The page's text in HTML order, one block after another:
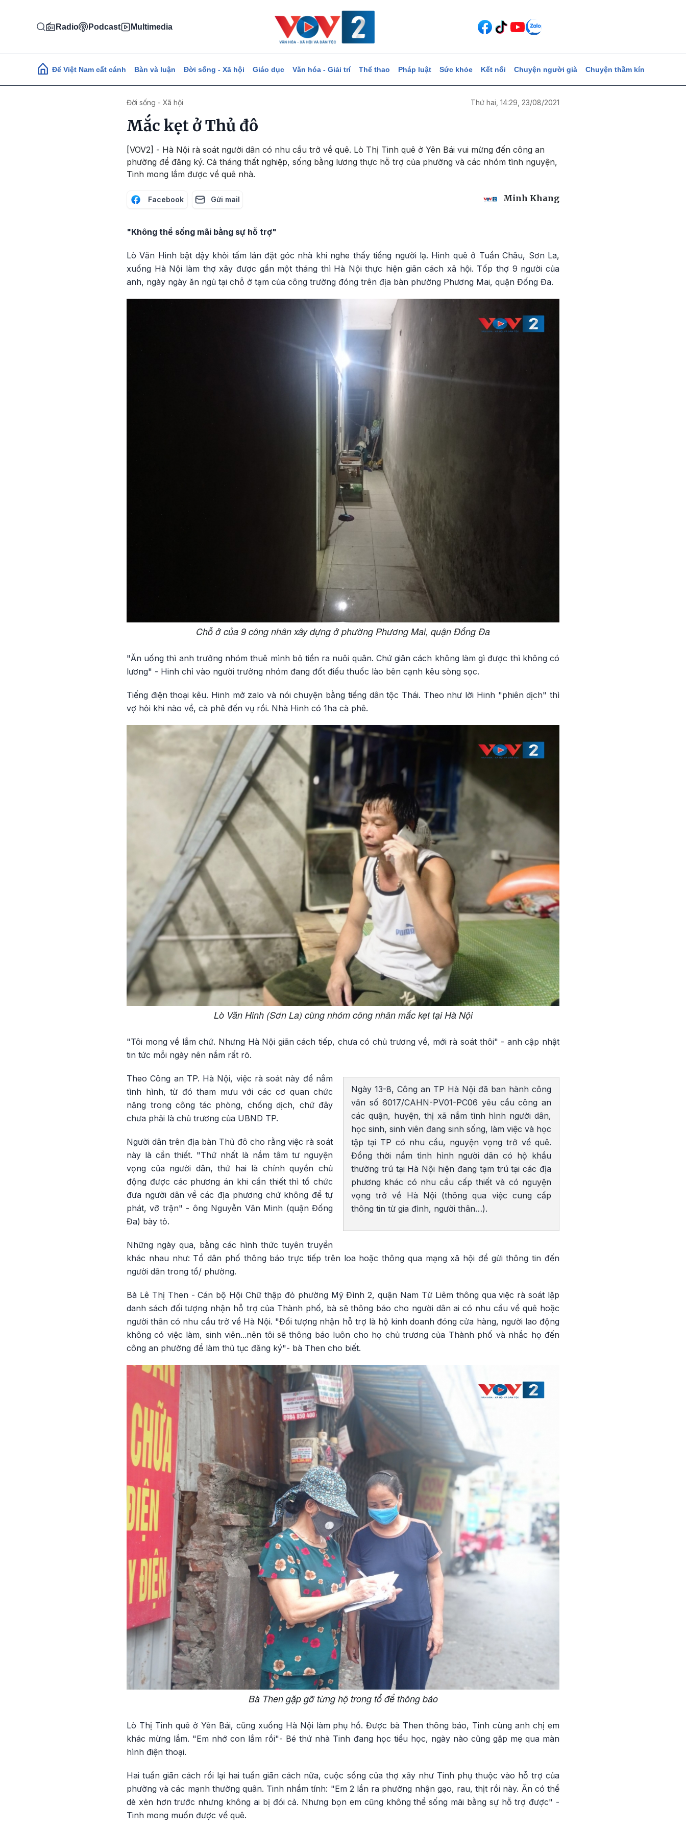
Radio Podcast Multimedia
Main navigation
Để Việt Nam cất cánh Bàn và luận Đời sống - Xã hội Giáo dục Văn hóa - Giải trí Thể thao Pháp luật Sức khỏe Kết nối Chuyện người già Chuyện thầm kín
Đời sống - Xã hội Thứ hai, 14:29, 23/08/2021
Mắc kẹt ở Thủ đô
[VOV2] - Hà Nội rà soát người dân có nhu cầu trở về quê. Lò Thị Tinh quê ở Yên Bái vui mừng đến công an
phường để đăng ký. Cả tháng thất nghiệp, sống bằng lương thực hỗ trợ của phường và các nhóm tình nguyện,
Tinh mong lắm được về quê nhà.
Facebook Gửi mail Minh Khang
"Không thể sống mãi bằng sự hỗ trợ"
Lò Văn Hinh bật dậy khỏi tấm lán đặt góc nhà khi nghe thấy tiếng người lạ. Hinh quê ở Tuần Châu, Sơn La,
xuống Hà Nội làm thợ xây được gần một tháng thì Hà Nội thực hiện giãn cách xã hội. Tốp thợ 9 người của
anh, ngày ngày ăn ngủ tại chỗ ở tạm của công trường đóng trên địa bàn phường Phương Mai, quận Đống Đa.
Chỗ ở của 9 công nhân xây dựng ở phường Phương Mai, quận Đống Đa
"Ăn uống thì anh trưởng nhóm thuê mình bỏ tiền ra nuôi quân. Chứ giãn cách không làm gì được thì không có
lương" - Hinh chỉ vào người trưởng nhóm đang đốt điếu thuốc lào bên cạnh kêu sòng sọc.
Tiếng điện thoại kêu. Hinh mở zalo và nói chuyện bằng tiếng dân tộc Thái. Theo như lời Hinh "phiên dịch" thì
vợ hỏi khi nào về, cà phê đến vụ rồi. Nhà Hinh có 1ha cà phê.
Lò Văn Hinh (Sơn La) cùng nhóm công nhân mắc kẹt tại Hà Nội
"Tôi mong về lắm chứ. Nhưng Hà Nội giãn cách tiếp, chưa có chủ trương về, mới rà soát thôi" - anh cập nhật
tin tức mỗi ngày nên nắm rất rõ.
Ngày 13-8, Công an TP Hà Nội đã ban hành công
văn số 6017/CAHN-PV01-PC06 yêu cầu công an
các quận, huyện, thị xã nắm tình hình người dân,
học sinh, sinh viên đang sinh sống, làm việc và học
tập tại TP có nhu cầu, nguyện vọng trở về quê.
Đồng thời nắm tình hình người dân có hộ khẩu
thường trú tại Hà Nội hiện đang tạm trú tại các địa
phương khác có nhu cầu cấp thiết và có nguyện
vọng trở về Hà Nội (thông qua việc cung cấp
thông tin từ gia đình, người thân…).
Theo Công an TP. Hà Nội, việc rà soát này để nắm
tình hình, từ đó tham mưu với các cơ quan chức
năng trong công tác phòng, chống dịch, chứ đây
chưa phải là chủ trương của UBND TP.
Người dân trên địa bàn Thủ đô cho rằng việc rà soát
này là cần thiết. "Thứ nhất là nắm tâm tư nguyện
vọng của người dân, thứ hai là chính quyền chủ
động được các phương án khi cần thiết thì tổ chức
đưa người dân về các địa phương chứ không để tự
phát, vỡ trận" - ông Nguyễn Văn Minh (quận Đống
Đa) bày tỏ.
Những ngày qua, bằng các hình thức tuyên truyền
khác nhau như: Tổ dân phố thông báo trực tiếp trên loa hoặc thông qua mạng xã hội để gửi thông tin đến
người dân trong tổ/ phường.
Bà Lê Thị Then - Cán bộ Hội Chữ thập đỏ phường Mỹ Đình 2, quận Nam Từ Liêm thông qua việc rà soát lập
danh sách đối tượng nhận hỗ trợ của Thành phố, bà sẽ thông báo cho người dân ai có nhu cầu về quê hoặc
người thân có nhu cầu trở về Hà Nội. "Đối tượng nhận hỗ trợ là hộ kinh doanh đóng cửa hàng, người lao động
không có việc làm, sinh viên...nên tôi sẽ thông báo luôn cho họ chủ trương của Thành phố và nhắc họ đến
công an phường để làm thủ tục đăng ký"- bà Then cho biết.
Bà Then gặp gỡ từng hộ trong tổ để thông báo
Lò Thị Tinh quê ở Yên Bái, cũng xuống Hà Nội làm phụ hồ. Được bà Then thông báo, Tinh cùng anh chị em
khác mừng lắm. "Em nhớ con lắm rồi"- Bé thứ nhà Tinh đang học tiểu học, ngày nào cũng gặp mẹ qua màn
hình điện thoại.
Hai tuần giãn cách rồi lại hai tuần giãn cách nữa, cuộc sống của thợ xây như Tinh phụ thuộc vào hỗ trợ của
phường và các mạnh thường quân. Tinh nhẩm tính: "Em 2 lần ra phường nhận gạo, rau, thịt rồi này. Ăn có thể
dè xẻn hơn trước nhưng không ai bị đói cả. Nhưng bọn em cũng không thể sống mãi bằng sự hỗ trợ được" -
Tinh mong muốn được về quê.